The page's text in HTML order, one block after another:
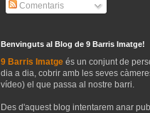
Comentaris
Benvinguts al Blog de 9 Barris Imatge!
9 Barris Imatge és un conjunt de
dia a dia, cobrir amb les seves
vídeo) el que passa al nostre barri.
Des d'aquest blog intentarem anar